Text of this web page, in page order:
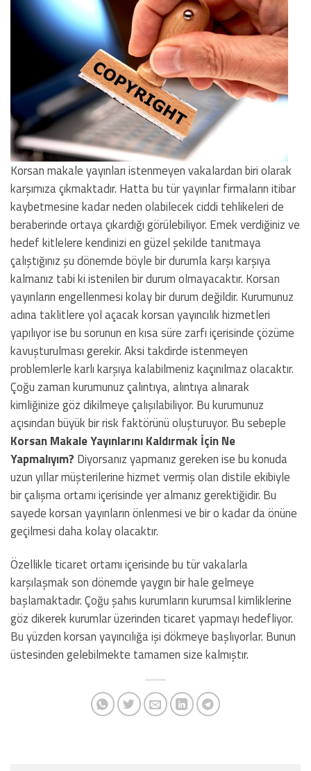
Korsan makale yayınları istenmeyen vakalardan biri olarak
karşımıza çıkmaktadır. Hatta bu tür yayınlar firmaların itibar
kaybetmesine kadar neden olabilecek ciddi tehlikeleri de
beraberinde ortaya çıkardığı görülebiliyor. Emek verdiğiniz ve
hedef kitlelere kendinizi en güzel şekilde tanıtmaya
çalıştığınız şu dönemde böyle bir durumla karşı karşıya
kalmanız tabi ki istenilen bir durum olmayacaktır. Korsan
yayınların engellenmesi kolay bir durum değildir. Kurumunuz
adına taklitlere yol açacak korsan yayıncılık hizmetleri
yapılıyor ise bu sorunun en kısa süre zarfı içerisinde çözüme
kavuşturulması gerekir. Aksi takdirde istenmeyen
problemlerle karlı karşıya kalabilmeniz kaçınılmaz olacaktır.
Çoğu zaman kurumunuz çalıntıya, alıntıya alınarak
kimliğinize göz dikilmeye çalışılabiliyor. Bu kurumunuz
açısından büyük bir risk faktörünü oluşturuyor. Bu sebeple
Korsan Makale Yayınlarını Kaldırmak İçin Ne
Yapmalıyım? Diyorsanız yapmanız gereken ise bu konuda
uzun yıllar müşterilerine hizmet vermiş olan distile ekibiyle
bir çalışma ortamı içerisinde yer almanız gerektiğidir. Bu
sayede korsan yayınların önlenmesi ve bir o kadar da önüne
geçilmesi daha kolay olacaktır.
Özellikle ticaret ortamı içerisinde bu tür vakalarla
karşılaşmak son dönemde yaygın bir hale gelmeye
başlamaktadır. Çoğu şahıs kurumların kurumsal kimliklerine
göz dikerek kurumlar üzerinden ticaret yapmayı hedefliyor.
Bu yüzden korsan yayıncılığa işi dökmeye başlıyorlar. Bunun
üstesinden gelebilmekte tamamen size kalmıştır.